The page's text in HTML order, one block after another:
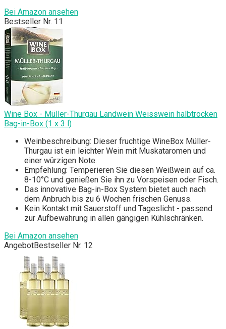
Bei Amazon ansehen
Bestseller Nr. 11
Wine Box - Müller-Thurgau Landwein Weisswein halbtrocken
Bag-in-Box (1 x 3 l)
Weinbeschreibung: Dieser fruchtige WineBox Müller-
Thurgau ist ein leichter Wein mit Muskataromen und
einer würzigen Note.
Empfehlung: Temperieren Sie diesen Weißwein auf ca.
8-10°C und genießen Sie ihn zu Vorspeisen oder Fisch.
Das innovative Bag-in-Box System bietet auch nach
dem Anbruch bis zu 6 Wochen frischen Genuss.
Kein Kontakt mit Sauerstoff und Tageslicht - passend
zur Aufbewahrung in allen gängigen Kühlschränken.
Bei Amazon ansehen
AngebotBestseller Nr. 12